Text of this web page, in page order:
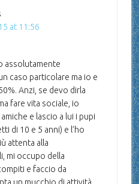
at 11:56
assolutamente
caso particolare ma io e
Anzi, se devo dirla
fare vita sociale, io
e lascio a lui i pupi
di 10 e 5 anni) e l’ho
attenta alla
mi occupo della
e faccio da
un mucchio di attività